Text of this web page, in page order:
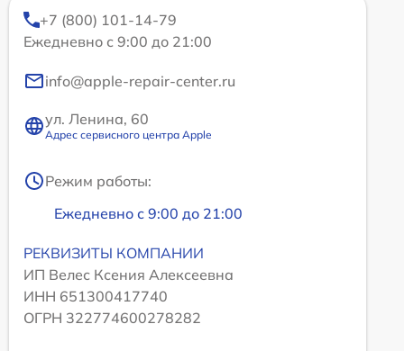
+7 (800) 101-14-79
Ежедневно с 9:00 до 21:00
info@apple-repair-center.ru
ул. Ленина, 60
Адрес сервисного центра Apple
Режим работы:
Ежедневно с 9:00 до 21:00
РЕКВИЗИТЫ КОМПАНИИ
ИП Велес Ксения Алексеевна
ИНН 651300417740
ОГРН 322774600278282